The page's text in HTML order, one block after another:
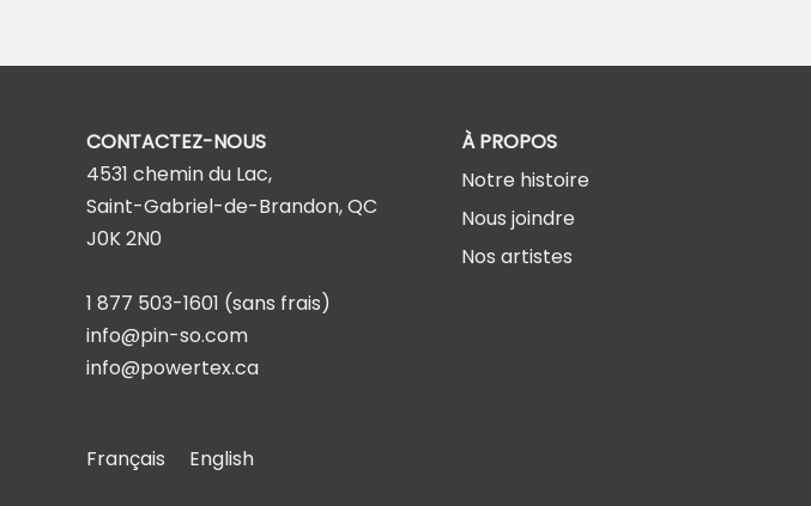
CONTACTEZ-NOUS
4531 chemin du Lac,
Saint-Gabriel-de-Brandon, QC
J0K 2N0
1 877 503-1601 (sans frais)
info@pin-so.com
info@powertex.ca
À PROPOS
Notre histoire
Nous joindre
Nos artistes
Français English